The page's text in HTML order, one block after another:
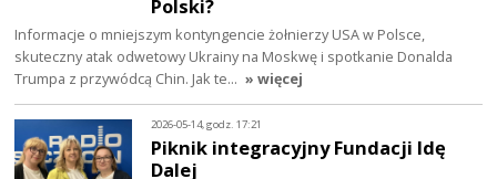
Polski?
Informacje o mniejszym kontyngencie żołnierzy USA w Polsce,
skuteczny atak odwetowy Ukrainy na Moskwę i spotkanie Donalda
Trumpa z przywódcą Chin. Jak te… » więcej
2026-05-14, godz. 17:21
Piknik integracyjny Fundacji Idę
Dalej